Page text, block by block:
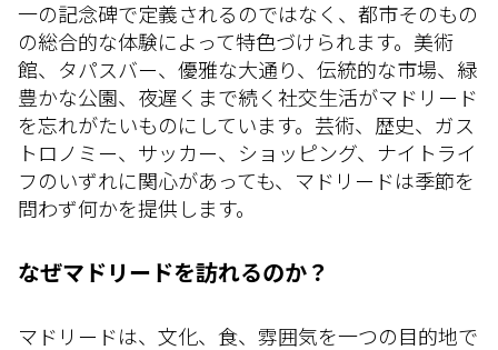
一の記念碑で定義されるのではなく、都市そのもの
の総合的な体験によって特色づけられます。美術
館、タパスバー、優雅な大通り、伝統的な市場、緑
豊かな公園、夜遅くまで続く社交生活がマドリード
を忘れがたいものにしています。芸術、歴史、ガス
トロノミー、サッカー、ショッピング、ナイトライ
フのいずれに関心があっても、マドリードは季節を
問わず何かを提供します。
なぜマドリードを訪れるのか？
マドリードは、文化、食、雰囲気を一つの目的地で